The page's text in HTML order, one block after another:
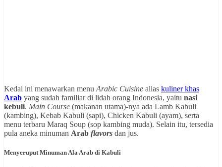
Kedai ini menawarkan menu Arabic Cuisine alias kuliner khas
Arab yang sudah familiar di lidah orang Indonesia, yaitu nasi
kebuli. Main Course (makanan utama)-nya ada Lamb Kabuli
(kambing), Kebab Kabuli (sapi), Chicken Kabuli (ayam), serta
menu terbaru Maraq Soup (sop kambing muda). Selain itu, tersedia
pula aneka minuman Arab flavors dan jus.
Menyeruput Minuman Ala Arab di Kabuli